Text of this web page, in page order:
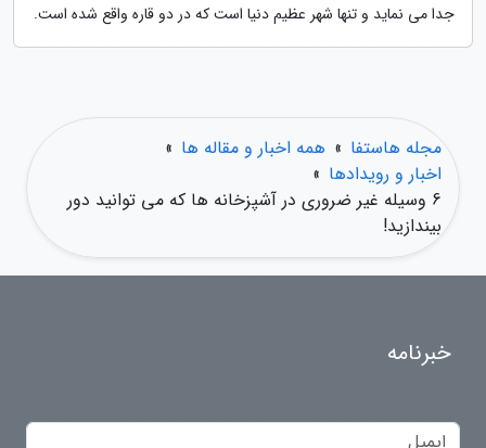
جدا می نماید و تنها شهر عظیم دنیا است که در دو قاره واقع شده است.
مجله هاستفا » همه اخبار و مقاله ها »
اخبار و رویدادها »
6 وسیله غیر ضروری در آشپزخانه ها که می توانید دور
بیندازید!
خبرنامه